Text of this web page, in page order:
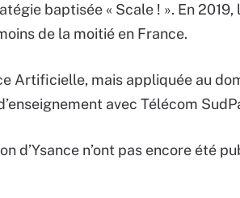
baptisée « Scale ! ». En 2019,
de la moitié en France.
Artificielle, mais appliquée au
avec Télécom
d’Ysance n’ont pas encore été